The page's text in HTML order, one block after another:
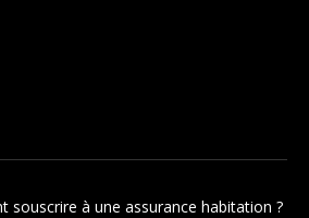
souscrire à une assurance habitation ?